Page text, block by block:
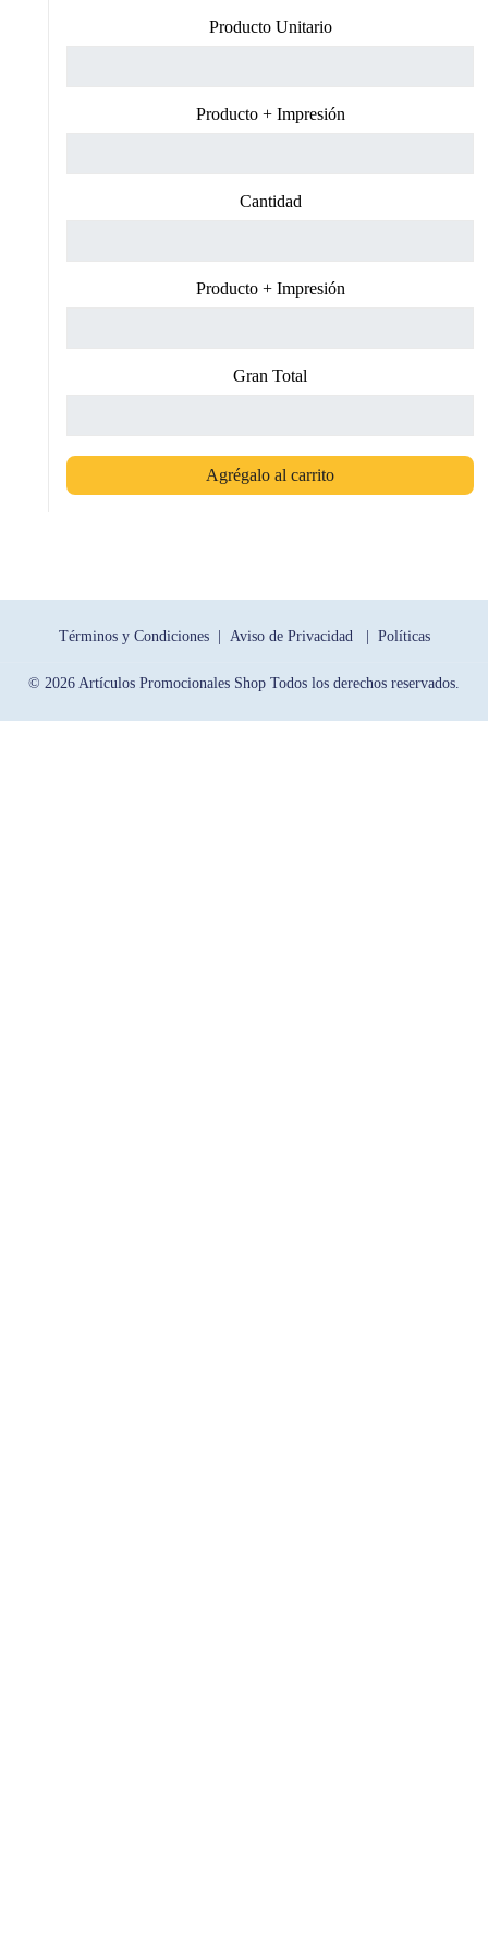
Producto Unitario
Producto + Impresión
Cantidad
Producto + Impresión
Gran Total
Agrégalo al carrito
Términos y Condiciones | Aviso de Privacidad | Políticas
© 2026 Artículos Promocionales Shop Todos los derechos reservados.